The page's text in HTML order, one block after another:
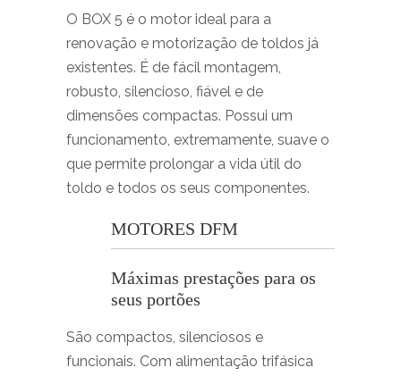
O BOX 5 é o motor ideal para a
renovação e motorização de toldos já
existentes. É de fácil montagem,
robusto, silencioso, fiável e de
dimensões compactas. Possui um
funcionamento, extremamente, suave o
que permite prolongar a vida útil do
toldo e todos os seus componentes.
MOTORES DFM
Máximas prestações para os
seus portões
São compactos, silenciosos e
funcionais. Com alimentação trifásica